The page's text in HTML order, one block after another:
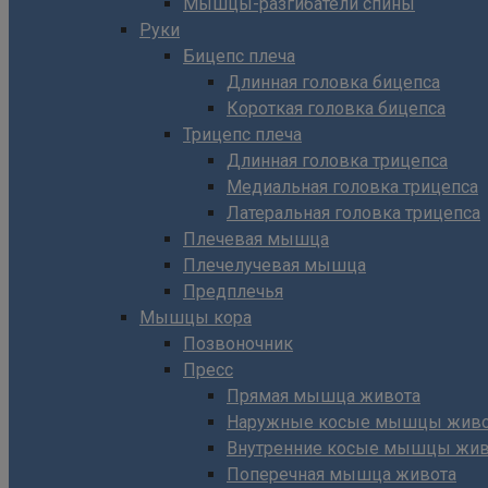
Руки
Бицепс плеча
Длинная головка бицепса
Короткая головка бицепса
Трицепс плеча
Длинная головка трицепса
Медиальная головка трицепса
Латеральная головка трицепса
Плечевая мышца
Плечелучевая мышца
Предплечья
Мышцы кора
Позвоночник
Пресс
Прямая мышца живота
Наружные косые мышцы
Внутренние косые мышцы
Поперечная мышца живота